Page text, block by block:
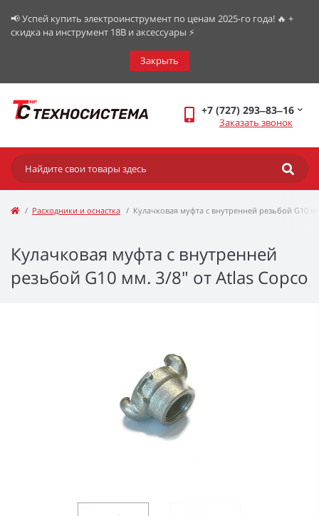
📢 Успей купить электроинструмент по ценам 2025-го года! 🔥 +
скидка на инструмент 18В и аксессуары ⚡️
Закрыть
+7 (727) 293‒83‒16
Заказать звонок
Расходники и оснастка Кулачковая муфта с внутренней резьбой G10
Кулачковая муфта с внутренней
резьбой G10 мм. 3/8" от Atlas Copco